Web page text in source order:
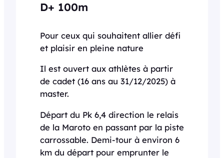
D+ 100m
Pour ceux qui souhaitent allier défi
et plaisir en pleine nature
Il est ouvert aux athlètes à partir
de cadet (16 ans au 31/12/2025) à
master.
Départ du Pk 6,4 direction le relais
de la Maroto en passant par la piste
carrossable. Demi-tour à environ 6
km du départ pour emprunter le